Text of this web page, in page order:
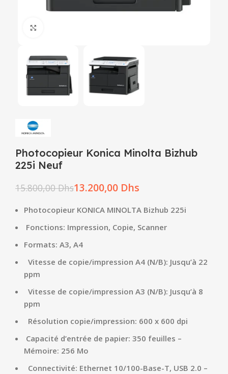
Photocopieur Konica Minolta Bizhub
225i Neuf
15.800,00Dhs13.200,00 Dhs
Photocopieur KONICA MINOLTA Bizhub 225i
Fonctions: Impression, Copie, Scanner
Formats: A3, A4
Vitesse de copie/impression A4 (N/B): Jusqu’à 22
ppm
Vitesse de copie/impression A3 (N/B): Jusqu’à 8
ppm
Résolution copie/impression: 600 x 600 dpi
Capacité d’entrée de papier: 350 feuilles –
Mémoire: 256 Mo
Connectivité: Ethernet 10/100-Base-T, USB 2.0 –